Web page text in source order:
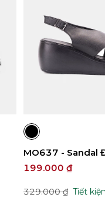
MO637 - Sandal
7cm
199.000 ₫
329.000 ₫ Tiết